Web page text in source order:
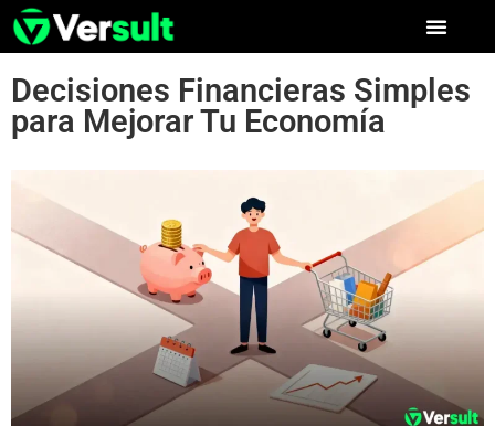
Decisiones Financieras Simples
para Mejorar Tu Economía